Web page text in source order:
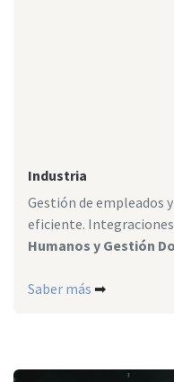
Industria
Gestión de empleados
eficiente.
Humanos y Gestión
Saber más ➡